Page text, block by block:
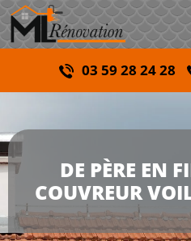
03 59 28 24 28
DE PÈRE EN
COUVREUR